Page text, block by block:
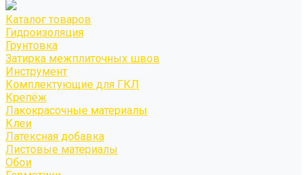
Каталог товаров
Гидроизоляция
Грунтовка
Затирка межплиточных швов
Инструмент
Комплектующие для ГКЛ
Крепёж
Лакокрасочные материалы
Клеи
Латексная добавка
Листовые материалы
Обои